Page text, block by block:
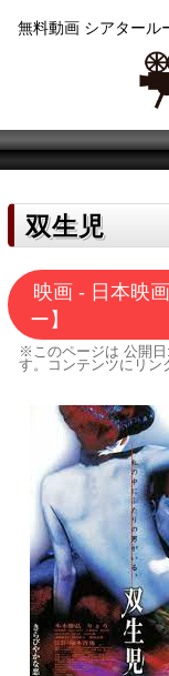
無料動画 シアタール
双生児
映画 - 日本映
ー】
※このページは 公開
す。コンテンツにリン